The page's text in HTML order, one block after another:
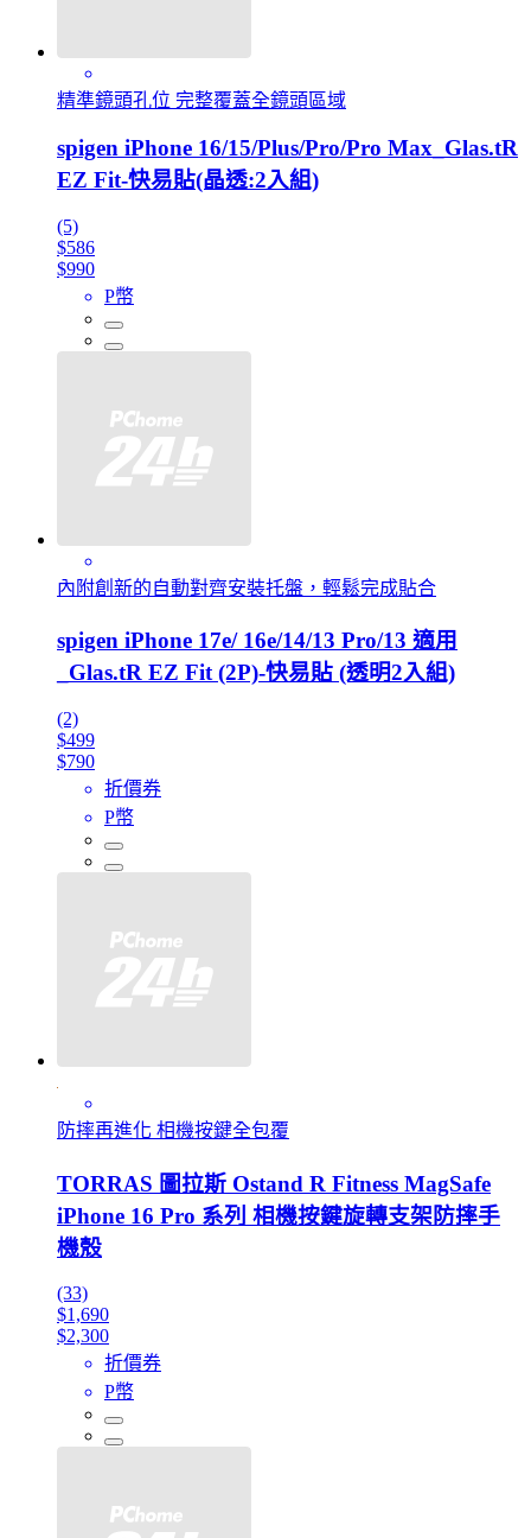
精準鏡頭孔位 完整覆蓋全鏡頭區域
spigen iPhone 16/15/Plus/Pro/Pro Max_Glas.tR
EZ Fit-快易貼(晶透:2入組)
(5)
$586
$990
P幣
內附創新的自動對齊安裝托盤，輕鬆完成貼合
spigen iPhone 17e/ 16e/14/13 Pro/13 適用
_Glas.tR EZ Fit (2P)-快易貼 (透明2入組)
(2)
$499
$790
折價券
P幣
防摔再進化 相機按鍵全包覆
TORRAS 圖拉斯 Ostand R Fitness MagSafe
iPhone 16 Pro 系列 相機按鍵旋轉支架防摔手
機殼
(33)
$1,690
$2,300
折價券
P幣